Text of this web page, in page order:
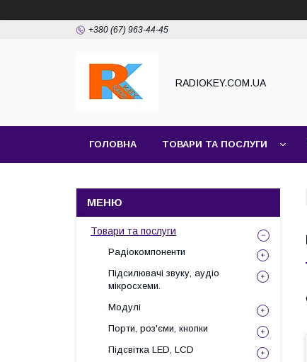
+380 (67) 963-44-45
RADIOKEY.COM.UA
ГОЛОВНА ТОВАРИ ТА ПОСЛУГИ
Товари та послуги
Радіокомпоненти
Підсилювачі звуку, аудіо
мікросхеми.
Модулі
Порти, роз'єми, кнопки
Підсвітка LED, LCD